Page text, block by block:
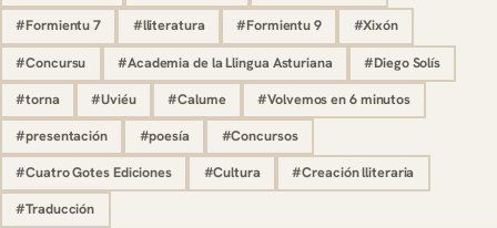
#Formientu 7 #lliteratura #Formientu 9 #Xixón
#Concursu #Academia de la Llingua Asturiana #Diego Solís
#torna #Uviéu #Calume #Volvemos en 6 minutos
#presentación #poesía #Concursos
#Cuatro Gotes Ediciones #Cultura #Creación lliteraria
#Traducción